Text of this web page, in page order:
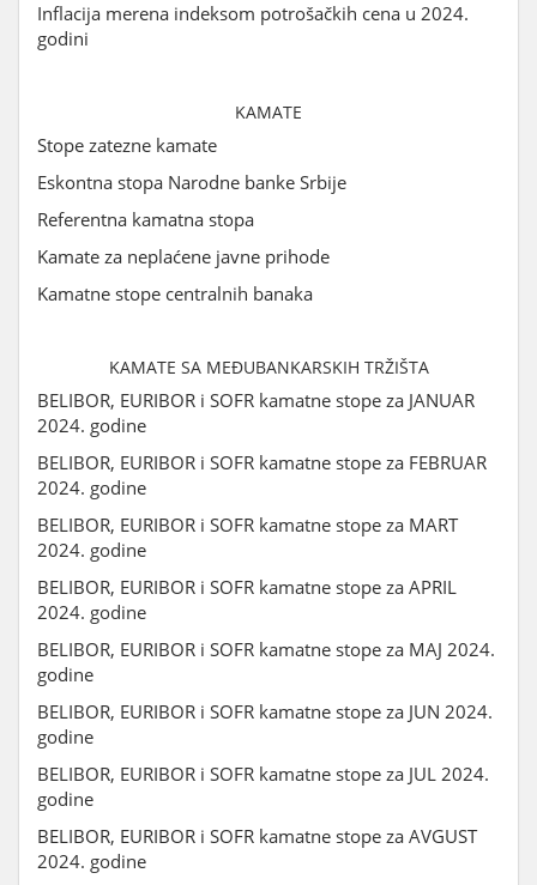
Inflacija merena indeksom potrošačkih cena u 2024.
godini
KAMATE
Stope zatezne kamate
Eskontna stopa Narodne banke Srbije
Referentna kamatna stopa
Kamate za neplaćene javne prihode
Kamatne stope centralnih banaka
KAMATE SA MEĐUBANKARSKIH TRŽIŠTA
BELIBOR, EURIBOR i SOFR kamatne stope za JANUAR
2024. godine
BELIBOR, EURIBOR i SOFR kamatne stope za FEBRUAR
2024. godine
BELIBOR, EURIBOR i SOFR kamatne stope za MART
2024. godine
BELIBOR, EURIBOR i SOFR kamatne stope za APRIL
2024. godine
BELIBOR, EURIBOR i SOFR kamatne stope za MAJ 2024.
godine
BELIBOR, EURIBOR i SOFR kamatne stope za JUN 2024.
godine
BELIBOR, EURIBOR i SOFR kamatne stope za JUL 2024.
godine
BELIBOR, EURIBOR i SOFR kamatne stope za AVGUST
2024. godine